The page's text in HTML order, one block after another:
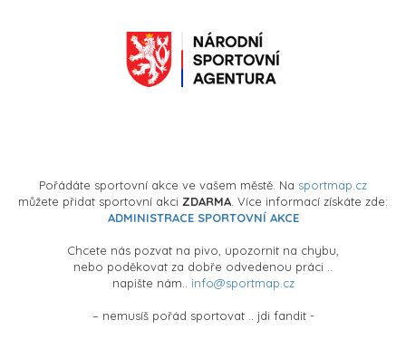
Pořádáte sportovní akce ve vašem městě. Na sportmap.cz
můžete přidat sportovní akci ZDARMA . Více informací získáte zde:
ADMINISTRACE SPORTOVNÍ AKCE
Chcete nás pozvat na pivo, upozornit na chybu,
nebo poděkovat za dobře odvedenou práci ..
napište nám.. info@sportmap.cz
– nemusíš pořád sportovat .. jdi fandit -